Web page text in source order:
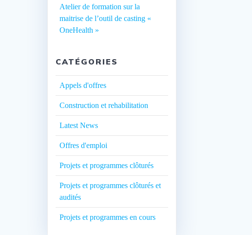
Atelier de formation sur la
maitrise de l’outil de casting «
OneHealth »
CATÉGORIES
Appels d'offres
Construction et rehabilitation
Latest News
Offres d'emploi
Projets et programmes clôturés
Projets et programmes clôturés et
audités
Projets et programmes en cours